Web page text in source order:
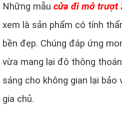
Những mẫu cửa đi mở trượt
xem là sản phẩm có tính
bền đẹp. Chúng đáp ứng
vừa mang lại đô thông
sáng cho không gian lại
gia chủ.